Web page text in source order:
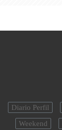
Diario Perfil
Weekend